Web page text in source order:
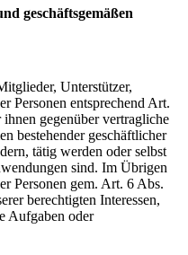
geschäftsgemäßen
Unterstützer,
Personen entsprechend Art.
gegenüber vertragliche
bestehender geschäftlicher
tätig werden oder selbst
sind. Im Übrigen
Personen gem. Art. 6 Abs.
berechtigten Interessen,
Aufgaben oder